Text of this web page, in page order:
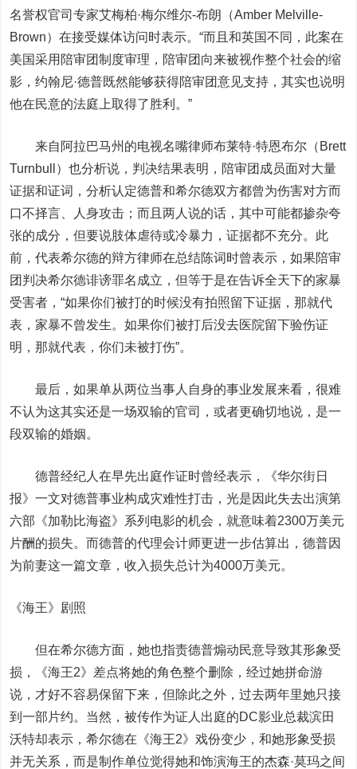
名誉权官司专家艾梅柏·梅尔维尔-布朗（Amber Melville-
Brown）在接受媒体访问时表示。“而且和英国不同，此案在
美国采用陪审团制度审理，陪审团向来被视作整个社会的缩
影，约翰尼·德普既然能够获得陪审团意见支持，其实也说明
他在民意的法庭上取得了胜利。”
来自阿拉巴马州的电视名嘴律师布莱特·特恩布尔（Brett
Turnbull）也分析说，判决结果表明，陪审团成员面对大量
证据和证词，分析认定德普和希尔德双方都曾为伤害对方而
口不择言、人身攻击；而且两人说的话，其中可能都掺杂夸
张的成分，但要说肢体虐待或冷暴力，证据都不充分。此
前，代表希尔德的辩方律师在总结陈词时曾表示，如果陪审
团判决希尔德诽谤罪名成立，但等于是在告诉全天下的家暴
受害者，“如果你们被打的时候没有拍照留下证据，那就代
表，家暴不曾发生。如果你们被打后没去医院留下验伤证
明，那就代表，你们未被打伤”。
最后，如果单从两位当事人自身的事业发展来看，很难
不认为这其实还是一场双输的官司，或者更确切地说，是一
段双输的婚姻。
德普经纪人在早先出庭作证时曾经表示，《华尔街日
报》一文对德普事业构成灾难性打击，光是因此失去出演第
六部《加勒比海盗》系列电影的机会，就意味着2300万美元
片酬的损失。而德普的代理会计师更进一步估算出，德普因
为前妻这一篇文章，收入损失总计为4000万美元。
《海王》剧照
但在希尔德方面，她也指责德普煽动民意导致其形象受
损，《海王2》差点将她的角色整个删除，经过她拼命游
说，才好不容易保留下来，但除此之外，过去两年里她只接
到一部片约。当然，被传作为证人出庭的DC影业总裁滨田
沃特却表示，希尔德在《海王2》戏份变少，和她形象受损
并无关系，而是制作单位觉得她和饰演海王的杰森·莫玛之间